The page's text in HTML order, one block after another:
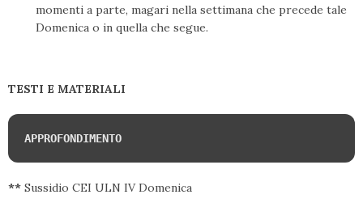
momenti a parte, magari nella settimana che precede tale
Domenica o in quella che segue.
TESTI E MATERIALI
APPROFONDIMENTO
** Sussidio CEI ULN IV Domenica